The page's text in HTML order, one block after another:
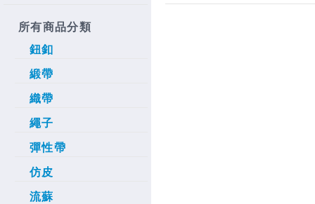
所有商品分類
鈕釦
緞帶
織帶
繩子
彈性帶
仿皮
流蘇